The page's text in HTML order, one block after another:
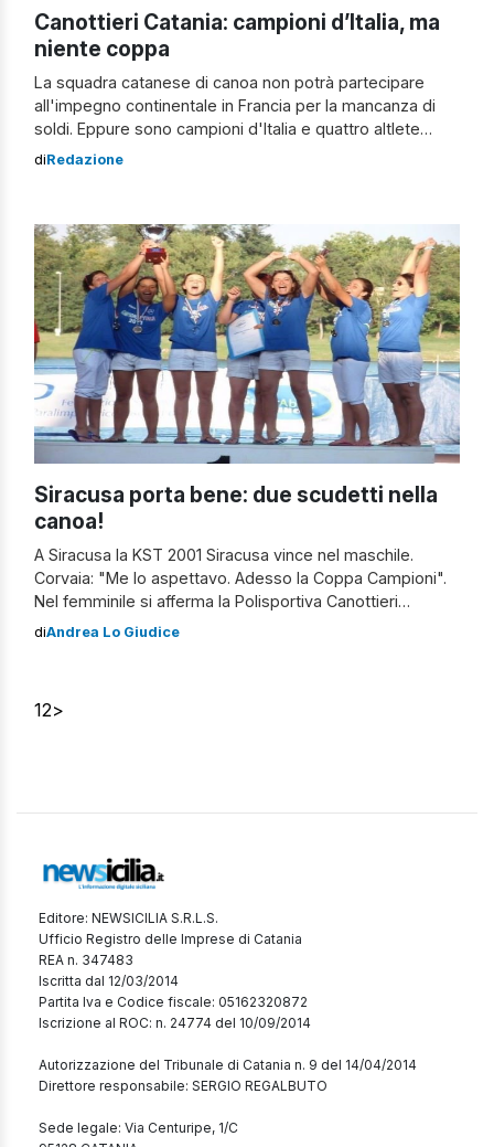
Canottieri Catania: campioni d’Italia, ma
niente coppa
La squadra catanese di canoa non potrà partecipare
all'impegno continentale in Francia per la mancanza di
soldi. Eppure sono campioni d'Italia e quattro altlete
disputeranno i mondiali con la nazionale
diRedazione
Siracusa porta bene: due scudetti nella
canoa!
A Siracusa la KST 2001 Siracusa vince nel maschile.
Corvaia: "Me lo aspettavo. Adesso la Coppa Campioni".
Nel femminile si afferma la Polisportiva Canottieri
Catania. Catania: "Abbiamo bissato il successo"
diAndrea Lo Giudice
12>
Editore: NEWSICILIA S.R.L.S.
Ufficio Registro delle Imprese di Catania
REA n. 347483
Iscritta dal 12/03/2014
Partita Iva e Codice fiscale: 05162320872
Iscrizione al ROC: n. 24774 del 10/09/2014
Autorizzazione del Tribunale di Catania n. 9 del 14/04/2014
Direttore responsabile: SERGIO REGALBUTO
Sede legale: Via Centuripe, 1/C